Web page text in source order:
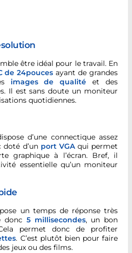
être idéal pour le travail. En
de 24pouces ayant de grandes
images de qualité et des
Il est sans doute un moniteur
quotidiennes.
d’une connectique assez
doté d’un port VGAqui permet
graphique à l’écran. Bref, il
essentielle qu’un moniteur
un temps de réponse très
donc 5 millisecondes, un bon
permet donc de profiter
. C’est plutôt bien pour faire
jeux ou des films.